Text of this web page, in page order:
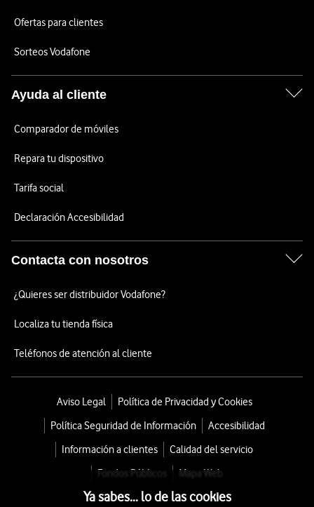
Ofertas para clientes
Sorteos Vodafone
Ayuda al cliente
Comparador de móviles
Repara tu dispositivo
Tarifa social
Declaración Accesibilidad
Contacta con nosotros
¿Quieres ser distribuidor Vodafone?
Localiza tu tienda física
Teléfonos de atención al cliente
Aviso Legal
Política de Privacidad y Cookies
Política Seguridad de Información
Accesibilidad
Información a clientes
Calidad del servicio
Fondos Públicos
Mapa Web
Ya sabes... lo de las cookies